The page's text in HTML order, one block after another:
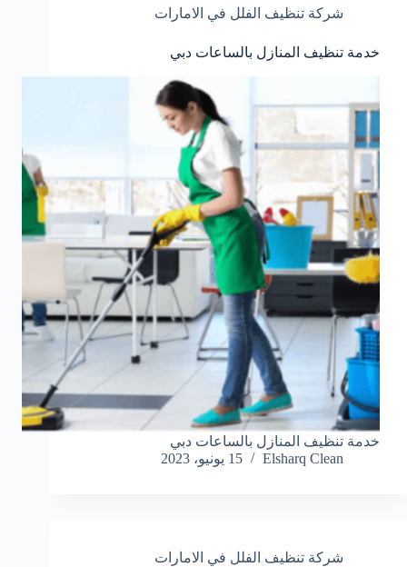
شركة تنظيف الفلل في الامارات
خدمة تنظيف المنازل بالساعات دبي
خدمة تنظيف المنازل بالساعات دبي
Elsharq Clean
15 يونيو، 2023
شركة تنظيف الفلل في الامارات